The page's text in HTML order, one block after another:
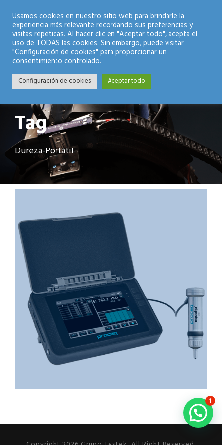
Modo Nocturno
Tag
Dureza-Portátil
Usamos cookies en nuestro sitio web para brindarle la
experiencia más relevante recordando sus preferencias y
visitas repetidas. Al hacer clic en "Aceptar todo", acepta el
uso de TODAS las cookies. Sin embargo, puede visitar
"Configuración de cookies" para proporcionar un
consentimiento controlado.
Configuración de cookies Aceptar todo
1